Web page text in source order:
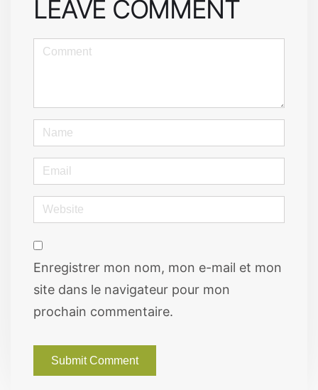
LEAVE COMMENT
<b>Comment</b>
)
Name
Email
Website
Enregistrer mon nom, mon e-mail et mon
site dans le navigateur pour mon
prochain commentaire.